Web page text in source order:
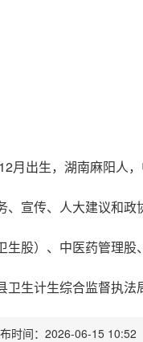
月出生，湖南麻阳人
宣传、人大建议和
生股）、中医药管理
卫生计生综合监督执
时间：2026-06-15 10:52